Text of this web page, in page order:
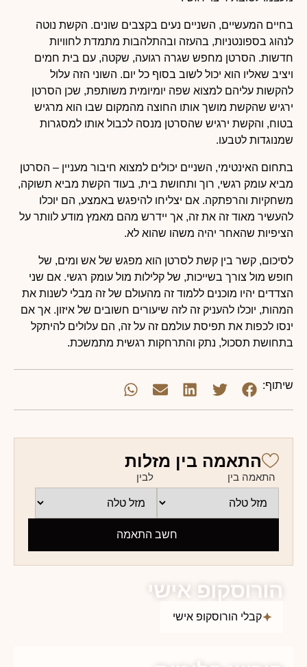
בחיים המעשיים, השניים נעים בקצבים שונים. הקשת נוטה
לנהוג בספונטניות, בהעזה ובהתלהבות מתמדת לחוויות
חדשות. הסרטן מחפש שגרה רגועה, שקטה, עם בית חמים
ויציב שאליו הוא יכול לשוב בסוף כל יום. השוני הזה עלול
להקשות עליהם למצוא שפה יומיומית משותפת, שכן הסרטן
ירגיש שהקשת מושך אותו החוצה מהמקום שבו הוא מרגיש
בטוח, והקשת ירגיש שהסרטן מנסה לכבול אותו למסגרות
שמנוגדות לטבעו.
בתחום האינטימי, השניים יכולים למצוא חיבור מעניין – הסרטן
מביא עומק רגשי, רוך ותחושת בית, בעוד הקשת מביא תשוקה,
משחקיות והרפתקה. אם יצליחו להיפגש באמצע, הם יוכלו
להעשיר מאוד זה את זה, אך יידרש מהם מאמץ מודע לוותר על
הציפיות שהאחר יהיה משהו שהוא לא.
לסיכום, קשר בין קשת לסרטן הוא מפגש של אש ומים, של
חופש מול צורך בשייכות, של קלילות מול עומק רגשי. אם שני
הצדדים יהיו מוכנים ללמוד זה מהעולם של זה מבלי לשנות את
המהות, יוכלו להעניק זה לזה שיעורים חשובים של איזון. אך אם
ינסו לכפות את תפיסת עולמם זה על זה, הם עלולים להיתקל
בתחושת תסכול, נתק והתרחקות רגשית מתמשכת.
שיתוף:
התאמה בין מזלות
התאמה בין לבין
חשב התאמה
הורוסקופ אישי
קבלי הורוסקופ אישי